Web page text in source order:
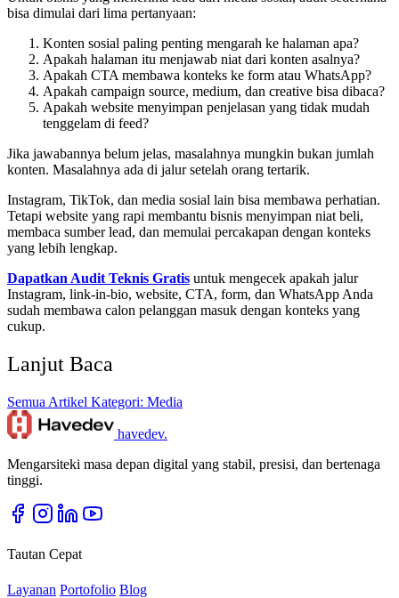
bisa dimulai dari lima pertanyaan:
Konten sosial paling penting mengarah ke halaman apa?
Apakah halaman itu menjawab niat dari konten asalnya?
Apakah CTA membawa konteks ke form atau WhatsApp?
Apakah campaign source, medium, dan creative bisa dibaca?
Apakah website menyimpan penjelasan yang tidak mudah
tenggelam di feed?
Jika jawabannya belum jelas, masalahnya mungkin bukan jumlah
konten. Masalahnya ada di jalur setelah orang tertarik.
Instagram, TikTok, dan media sosial lain bisa membawa perhatian.
Tetapi website yang rapi membantu bisnis menyimpan niat beli,
membaca sumber lead, dan memulai percakapan dengan konteks
yang lebih lengkap.
Dapatkan Audit Teknis Gratis untuk mengecek apakah jalur
Instagram, link-in-bio, website, CTA, form, dan WhatsApp Anda
sudah membawa calon pelanggan masuk dengan konteks yang
cukup.
Lanjut Baca
Semua Artikel Kategori: Media
havedev.
Mengarsiteki masa depan digital yang stabil, presisi, dan bertenaga
tinggi.
Tautan Cepat
Layanan Portofolio Blog